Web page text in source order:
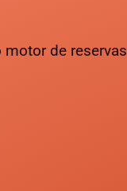
de reservas